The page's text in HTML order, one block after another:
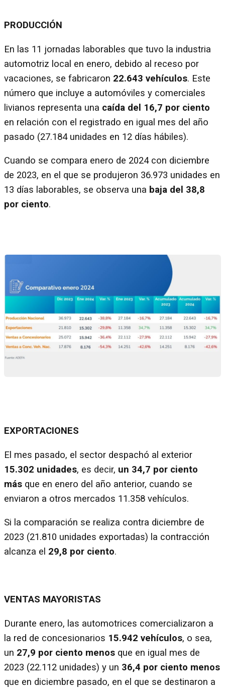
PRODUCCIÓN
En las 11 jornadas laborables que tuvo la industria
automotriz local en enero, debido al receso por
vacaciones, se fabricaron 22.643 vehículos. Este
número que incluye a automóviles y comerciales
livianos representa una caída del 16,7 por ciento
en relación con el registrado en igual mes del año
pasado (27.184 unidades en 12 días hábiles).
Cuando se compara enero de 2024 con diciembre
de 2023, en el que se produjeron 36.973 unidades en
13 días laborables, se observa una baja del 38,8
por ciento.
EXPORTACIONES
El mes pasado, el sector despachó al exterior
15.302 unidades, es decir, un 34,7 por ciento
más que en enero del año anterior, cuando se
enviaron a otros mercados 11.358 vehículos.
Si la comparación se realiza contra diciembre de
2023 (21.810 unidades exportadas) la contracción
alcanza el 29,8 por ciento.
VENTAS MAYORISTAS
Durante enero, las automotrices comercializaron a
la red de concesionarios 15.942 vehículos, o sea,
un 27,9 por ciento menos que en igual mes de
2023 (22.112 unidades) y un 36,4 por ciento menos
que en diciembre pasado, en el que se destinaron a